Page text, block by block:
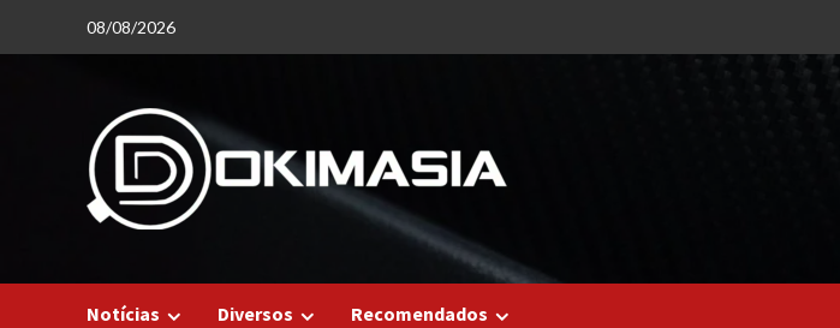
08/08/2026
Notícias Diversos Recomendados